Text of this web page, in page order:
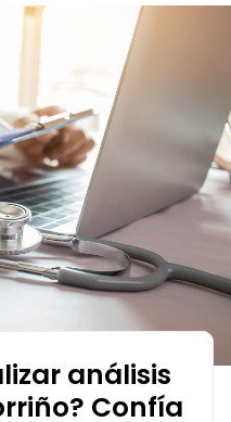
análisis
Confía